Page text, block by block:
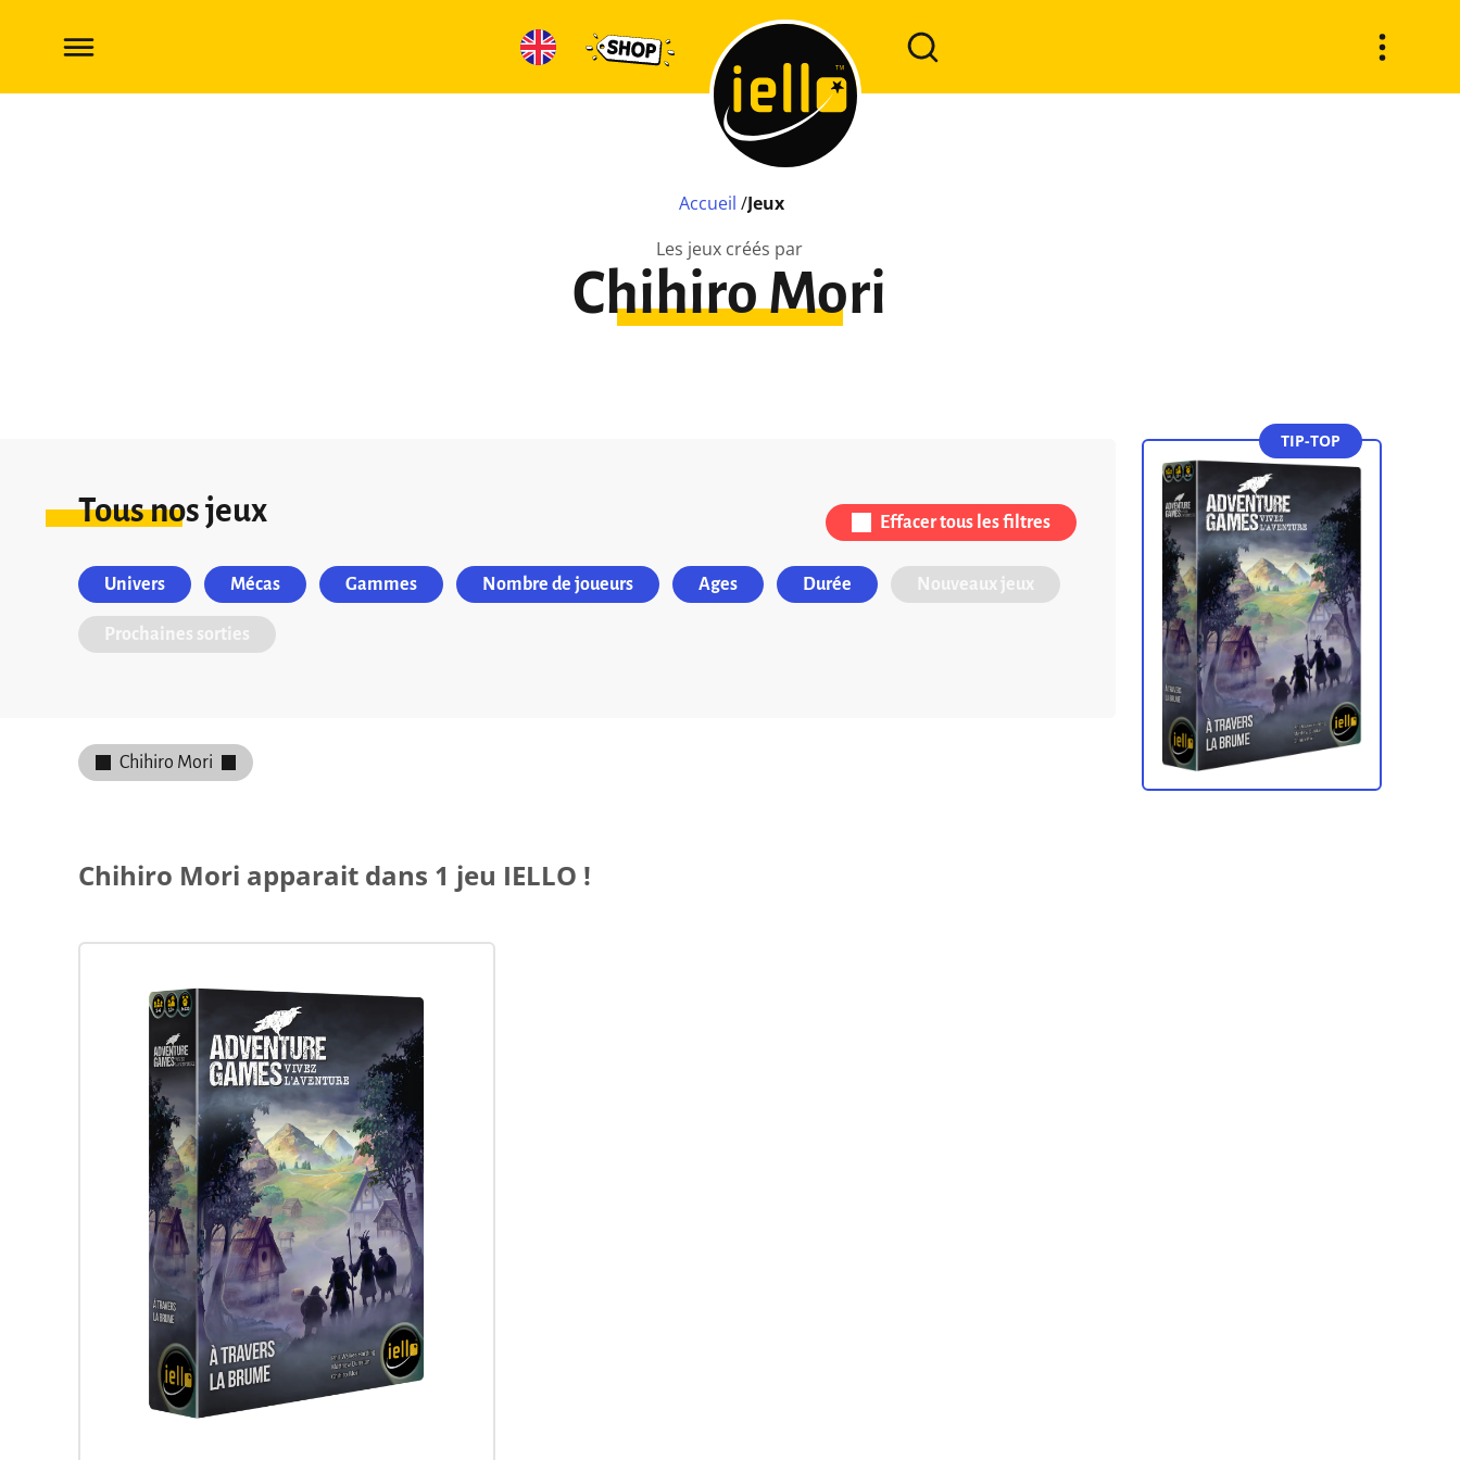
Accueil /Jeux
Les jeux créés par
Chihiro Mori
Tous nos jeux Effacer tous les filtres
Univers Mécas Gammes Nombre de joueurs Ages Durée Nouveaux jeux
Prochaines sorties
Chihiro Mori
Chihiro Mori apparait dans 1 jeu IELLO !